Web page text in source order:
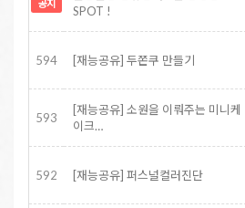
공지
SPOT !
594 [재능공유] 두쫀쿠 만들기
593
[재능공유] 소원을 이뤄주는 미니케
이크…
592 [재능공유] 퍼스널컬러진단